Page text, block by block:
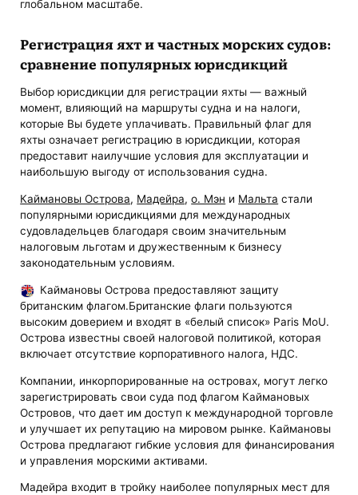
глобальном масштабе.
Регистрация яхт и частных морских судов:
сравнение популярных юрисдикций
Выбор юрисдикции для регистрации яхты — важный
момент, влияющий на маршруты судна и на налоги,
которые Вы будете уплачивать. Правильный флаг для
яхты означает регистрацию в юрисдикции, которая
предоставит наилучшие условия для эксплуатации и
наибольшую выгоду от использования судна.
Каймановы Острова, Мадейра,о. Мэн и Мальта стали
популярными юрисдикциями для международных
судовладельцев благодаря своим значительным
налоговым льготам и дружественным к бизнесу
законодательным условиям.
Каймановы Острова предоставляют защиту
британским флагом.Британские флаги пользуются
высоким доверием и входят в «белый список» Paris MoU.
Острова известны своей налоговой политикой, которая
включает отсутствие корпоративного налога, НДС.
Компании, инкорпорированные на островах, могут легко
зарегистрировать свои суда под флагом Каймановых
Островов, что дает им доступ к международной торговле
и улучшает их репутацию на мировом рынке. Каймановы
Острова предлагают гибкие условия для финансирования
и управления морскими активами.
Мадейра входит в тройку наиболее популярных мест для